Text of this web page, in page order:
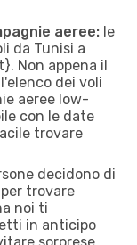
aeree: le
da Tunisi a
Non appena il
dei voli
aeree low-
con le date
trovare
decidono di
trovare
noi ti
in anticipo